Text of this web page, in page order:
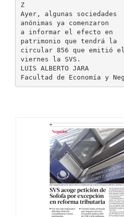
Z
Ayer, algunas sociedades
anónimas ya comenzaron
a informar el efecto en
patrimonio que tendrá la
circular 856 que emitió el
viernes la SVS.
LUIS ALBERTO JARA